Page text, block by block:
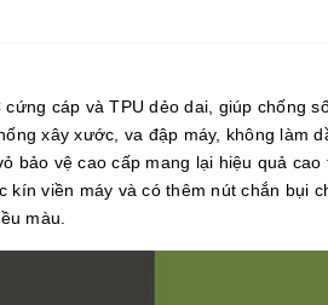
cứng cáp và TPU dẻo dai, giúp chống
xây xước, va đập máy, không làm
bảo vệ cao cấp mang lại hiệu quả
viền máy và có thêm nút chắn bụi
màu.